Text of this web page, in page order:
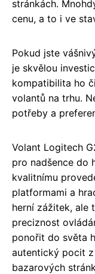
stránkách.
cenu, a to i ve
Pokud jste
je skvělou
kompatibilita ho
volantů na trhu.
potřeby a
Volant Logitech
pro nadšence do
kvalitnímu
platformami a
herní zážitek, ale
preciznost
ponořit do světa
autentický pocit
bazarových